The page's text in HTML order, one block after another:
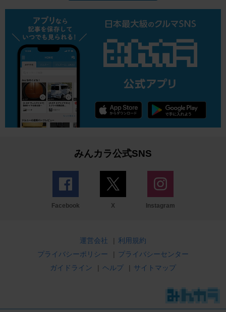
みんカラ公式SNS
Facebook X Instagram
運営会社 | 利用規約
プライバシーポリシー
| プライバシーセンター
ガイドライン
| ヘルプ | サイトマップ